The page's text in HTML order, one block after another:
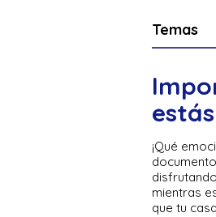
Temas
¡Qué
mientras
que tu